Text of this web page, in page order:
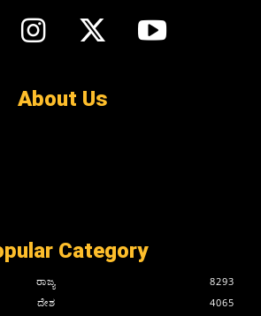
About Us
Category
ರಾಜ್ಯ
8293
ದೇಶ
4065